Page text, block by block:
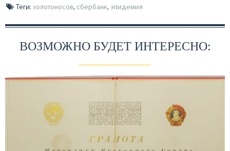
Теги: золотоносов, сбербанк, эпидемия
ВОЗМОЖНО БУДЕТ ИНТЕРЕСНО: